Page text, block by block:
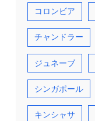
コロンビア
チャンドラー
ジュネーブ
シンガポール
キンシャサ